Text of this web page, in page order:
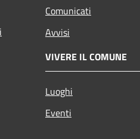
Comunicati
Avvisi
VIVERE IL COMUNE
Luoghi
Eventi